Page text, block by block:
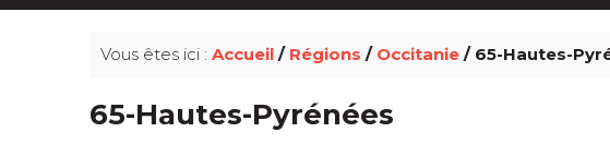
Vous êtes ici : Accueil/ Régions / Occitanie/ 65-Hautes-
65-Hautes-Pyrénées